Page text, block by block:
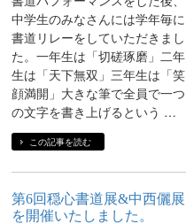
中学生のみなさんには学年毎に
書道リレーをしていただきまし
た。一年生は「切磋琢磨」二年
生は「天下無双」三年生は「笑
顔満開」大きな筆で全員で一つ
の文字を書き上げるという …
この記事を読む
第6回穏心書道展&中西儷展
を開催いたしました。